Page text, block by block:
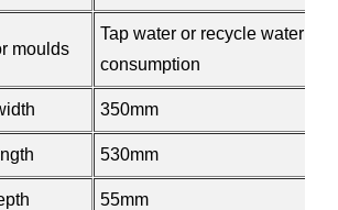
moulds
Tap water or recycle water
consumption
350mm
530mm
55mm